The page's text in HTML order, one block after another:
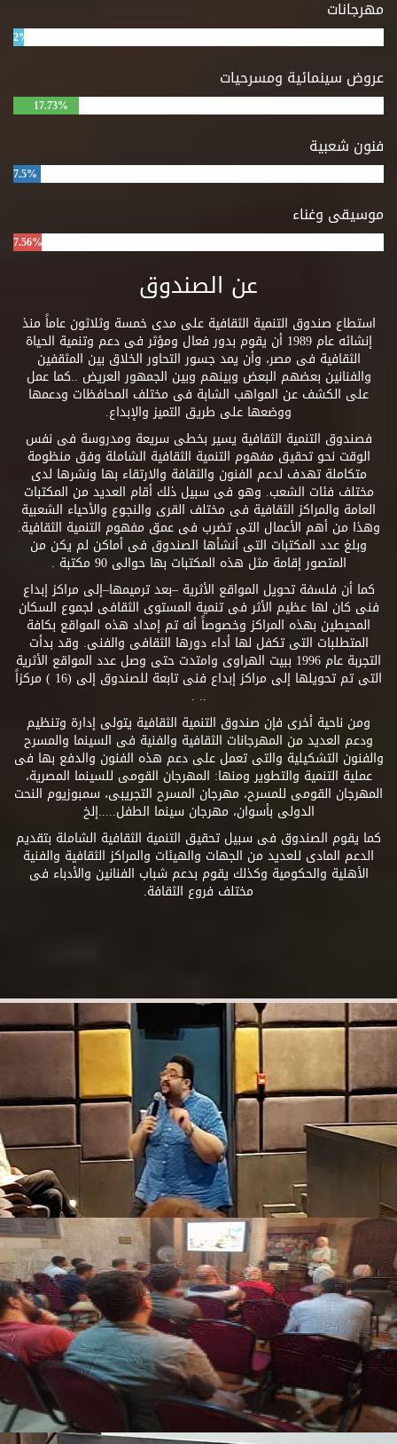
مهرجانات
2%
عروض سينمائية ومسرحيات
17.73%
فنون شعبية
7.5%
موسيقى وغناء
7.56%
عن الصندوق
استطاع صندوق التنمية الثقافية على مدى خمسة وثلاثون عاماً منذ
إنشائه عام 1989 أن يقوم بدور فعال ومؤثر فى دعم وتنمية الحياة
الثقافية فى مصر، وأن يمد جسور التحاور الخلاق بين المثقفين
والفنانين بعضهم البعض وبينهم وبين الجمهور العريض ..كما عمل
على الكشف عن المواهب الشابة فى مختلف المحافظات ودعمها
ووضعها على طريق التميز والإبداع.
فصندوق التنمية الثقافية يسير بخطى سريعة ومدروسة فى نفس
الوقت نحو تحقيق مفهوم التنمية الثقافية الشاملة وفق منظومة
متكاملة تهدف لدعم الفنون والثقافة والارتقاء بها ونشرها لدى
مختلف فئات الشعب. وهو فى سبيل ذلك أقام العديد من المكتبات
العامة والمراكز الثقافية فى مختلف القرى والنجوع والأحياء الشعبية
وهذا من أهم الأعمال التى تضرب فى عمق مفهوم التنمية الثقافية.
وبلغ عدد المكتبات التى أنشأها الصندوق فى أماكن لم يكن من
المتصور إقامة مثل هذه المكتبات بها حوالى 90 مكتبة .
كما أن فلسفة تحويل المواقع الأثرية –بعد ترميمها–إلى مراكز إبداع
فنى كان لها عظيم الأثر فى تنمية المستوى الثقافى لجموع السكان
المحيطين بهذه المراكز وخصوصاً أنه تم إمداد هذه المواقع بكافة
المتطلبات التى تكفل لها أداء دورها الثقافى والفنى. وقد بدأت
التجربة عام 1996 ببيت الهراوى وامتدت حتى وصل عدد المواقع الأثرية
التى تم تحويلها إلى مراكز إبداع فنى تابعة للصندوق إلى (16 ) مركزاً
.. .
ومن ناحية أخرى فإن صندوق التنمية الثقافية يتولى إدارة وتنظيم
ودعم العديد من المهرجانات الثقافية والفنية فى السينما والمسرح
والفنون التشكيلية والتى تعمل على دعم هذه الفنون والدفع بها فى
عملية التنمية والتطوير ومنها: المهرجان القومى للسينما المصرية،
المهرجان القومى للمسرح، مهرجان المسرح التجريبى، سمبوزيوم النحت
الدولى بأسوان، مهرجان سينما الطفل.....إلخ
كما يقوم الصندوق فى سبيل تحقيق التنمية الثقافية الشاملة بتقديم
الدعم المادى للعديد من الجهات والهيئات والمراكز الثقافية والفنية
الأهلية والحكومية وكذلك يقوم بدعم شباب الفنانين والأدباء فى
مختلف فروع الثقافة.